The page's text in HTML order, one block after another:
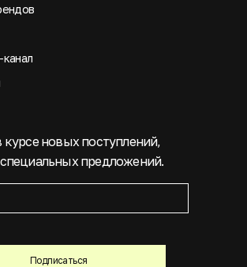
Подписаться
курсе новых поступлений,
предложений.